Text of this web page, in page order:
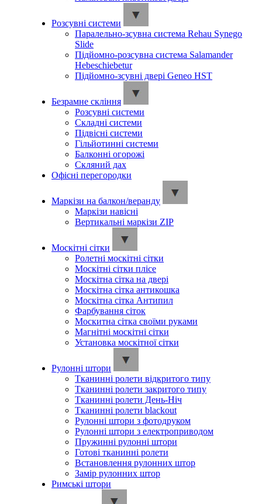
Розсувні системи
Паралельно-зсувна система Rehau Synego
Slide
Підйомно-розсувна система Salamander
Hebeschiebetur
Підйомно-зсувні двері Geneo HST
Безрамне скління
Розсувні системи
Складні системи
Підвісні системи
Гільйотинні системи
Балконні огорожі
Скляний дах
Офісні перегородки
Маркізи на балкон/веранду
Маркізи навісні
Вертикальні маркізи ZIP
Москітні сітки
Ролетні москітні сітки
Москітні сітки плісе
Москітна сітка на двері
Москітна сітка антикошка
Москітна сітка Антипил
Фарбування сіток
Москитна сітка своїми руками
Магнітні москітні сітки
Установка москітної сітки
Рулонні штори
Тканинні ролети відкритого типу
Тканинні ролети закритого типу
Тканинні ролети День-Ніч
Тканинні ролети blackout
Рулонні штори з фотодруком
Рулонні штори з електроприводом
Пружинні рулонні штори
Готові тканинні ролети
Встановлення рулонних штор
Замір рулонних штор
Римські штори